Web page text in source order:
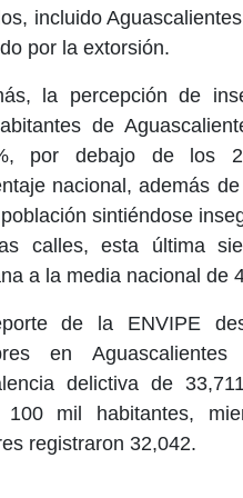
incluido
por la extorsión.
la percepción de
de
por debajo de los
nacional, además
sintiéndose
calles, esta última
a la media nacional de
de la ENVIPE
en
delictiva de
100 mil habitantes,
registraron 32,042.